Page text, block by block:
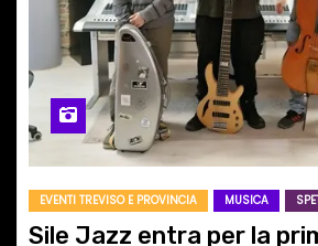
EVENTI TREVISO E PROVINCIA MUSICA
Sile Jazz entra per la